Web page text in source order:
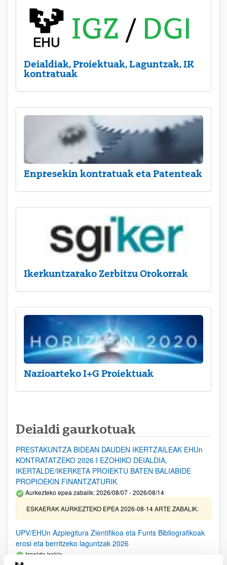
Deialdiak, Proiektuak, Laguntzak, IK
kontratuak
Enpresekin kontratuak eta Patenteak
Ikerkuntzarako Zerbitzu Orokorrak
Nazioarteko I+G Proiektuak
Deialdi gaurkotuak
PRESTAKUNTZA BIDEAN DAUDEN IKERTZAILEAK EHUn
KONTRATATZEKO 2026 I EZOHIKO DEIALDIA,
IKERTALDE/IKERKETA PROIEKTU BATEN BALIABIDE
PROPIOEKIN FINANTZATURIK
Aurkezteko epea zabalik: 2026/08/07 - 2026/08/14
ESKAERAK AURKEZTEKO EPEA 2026-08-14 ARTE ZABALIK.
UPV/EHUn Azpiegitura Zientifikoa eta Funts Bibliografikoak
erosi eta berritzeko laguntzak 2026
Izapide irekia